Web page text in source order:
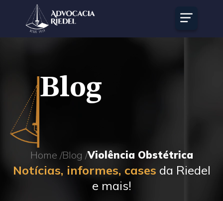
Blog
Home /Blog /Violência Obstétrica
Notícias, informes, cases da Riedel
e mais!